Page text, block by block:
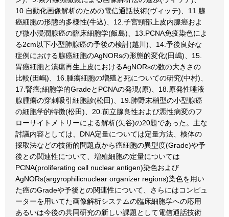
10.自動化画像解析のための電信通話技術(ヴィッテ)、11.腺
癌細胞の形態的多様性(牛込)、12.子宮頸部上皮内腺癌およ
び微小浸潤腺癌の臨床細胞学(飯島)、13.PCNA免疫染色によ
る2cm以下小型肺腺癌の予後の検討(越川)、14.予後良好な
症例における腺癌細胞のAgNORsの形態的変化(田嶋)、15.
胃癌細胞と潰瘍再生上皮におけるAgNORsの数の大きさの
比較(田嶋)、16.腫瘍細胞の増殖と死についての研究(中村)、
17.腎癌;細胞学的GradeとPCNAの発現(原)、18.原発性唾液
腺腫瘍の穿刺吸引細胞診(松田)、19.肺野末梢型の小型腺癌
の細胞学的特徴(松田)、20.前立腺良性および悪性病変のフ
ローサイトメトリーによる解析(矢谷)の20題であった。主な
討議内容としては、DNA定量については定量方法、検体の
採取法などの技術的問題点から癌細胞の異型度(Grade)や予
後との関連性について、増殖細胞の定量については
PCNA(proliferating cell nuclear antigen)染色および
AgNORs(argyrophilicnuclear organizer regions)染色を用い
た癌のGradeや予後との関連性について、さらにはコンピュ
ーターを用いてた画像解析システムの臨床細胞学への応用
あるいは今後の共同研究の新しい課題として電信通話技術